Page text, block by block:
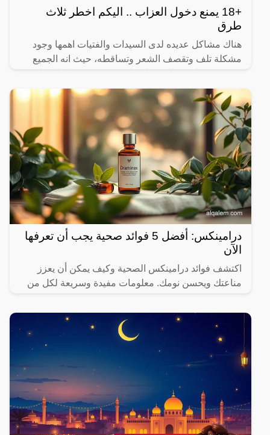
+18 يمنع دخول العزاب .. اليكم اخطر ثلاث
طرق
هناك مشاكل عديده لدى السيدات والفتيات اهمها وجود
مشكلة تلف وتقصف الشعر وتساقطه، حيث انه الجميع
جدا، لهذا السبب
درامينكس: أفضل 5 فوائد صحية يجب أن تعرفها
الآن
اكتشف فوائد درامينكس الصحية وكيف يمكن أن يعزز
مناعتك ويحسن نومك. معلومات مفيدة وسريعة لكل من